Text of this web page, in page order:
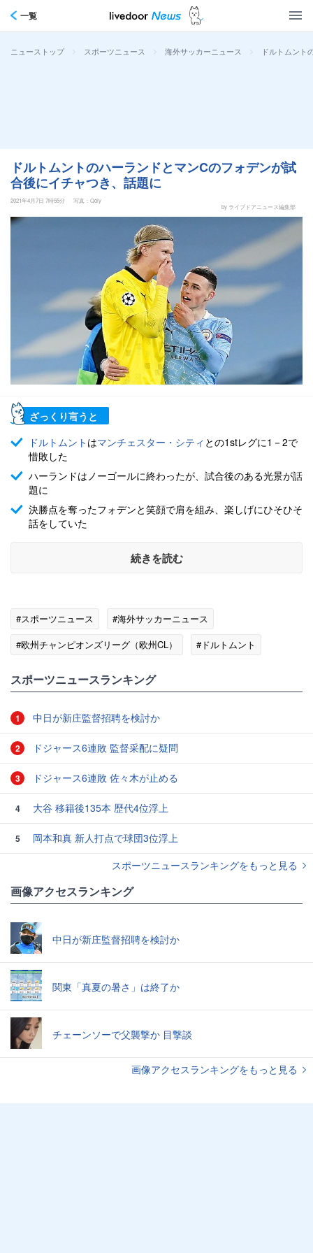
一覧
ニューストップ > スポーツニュース > 海外サッカーニュース > ドルトムント
ドルトムントのハーランドとマンCのフォデンが試
合後にイチャつき、話題に
2021年4月7日 7時55分
写真：Qoly
by ライブドアニュース編集部
ざっくり言うと
ドルトムント はマンチェスター・シティ との1stレグに1－2で
惜敗した
ハーランドはノーゴールに終わったが、試合後のある光景が話
題に
決勝点を奪ったフォデンと笑顔で肩を組み、楽しげにひそひそ
話をしていた
続きを読む
#スポーツニュース
#海外サッカーニュース
#欧州チャンピオンズリーグ（欧州CL）
#ドルトムント
スポーツニュースランキング
1 中日が新庄監督招聘を検討か
2 ドジャース6連敗 監督采配に疑問
3 ドジャース6連敗 佐々木が止める
4 大谷 移籍後135本 歴代4位浮上
5
岡本和真 新人打点で球団3位浮上
スポーツニュースランキングをもっと見る
画像アクセスランキング
中日が新庄監督招聘を検討か
関東「真夏の暑さ」は終了か
チェーンソーで父襲撃か 目撃談
画像アクセスランキングをもっと見る